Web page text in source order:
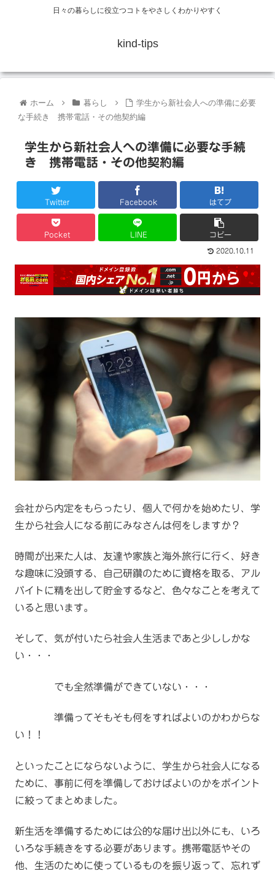
日々の暮らしに役立つコトをやさしくわかりやすく
kind-tips
ホーム 暮らし
学生から新社会人への準備に必要
な手続き 携帯電話・その他契約編
学生から新社会人への準備に必要な手続
き 携帯電話・その他契約編
Twitter Facebook はてブ
Pocket LINE コピー
2020.10.11
会社から内定をもらったり、個人で何かを始めたり、学
生から社会人になる前にみなさんは何をしますか？
時間が出来た人は、友達や家族と海外旅行に行く、好き
な趣味に没頭する、自己研鑽のために資格を取る、アル
バイトに精を出して貯金するなど、色々なことを考えて
いると思います。
そして、気が付いたら社会人生活まであと少ししかな
い・・・
でも全然準備ができていない・・・
準備ってそもそも何をすればよいのかわからな
い！！
といったことにならないように、学生から社会人になる
ために、事前に何を準備しておけばよいのかをポイント
に絞ってまとめました。
新生活を準備するためには公的な届け出以外にも、いろ
いろな手続きをする必要があります。携帯電話やその
他、生活のために使っているものを振り返って、忘れず